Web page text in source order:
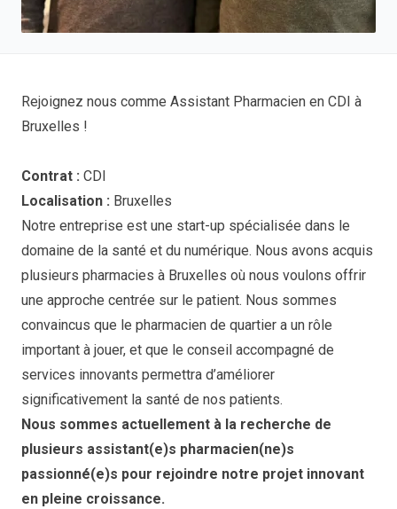
Rejoignez nous comme Assistant Pharmacien en CDI à
Bruxelles !
Contrat : CDI
Localisation : Bruxelles
Notre entreprise est une start-up spécialisée dans le
domaine de la santé et du numérique. Nous avons acquis
plusieurs pharmacies à Bruxelles où nous voulons offrir
une approche centrée sur le patient. Nous sommes
convaincus que le pharmacien de quartier a un rôle
important à jouer, et que le conseil accompagné de
services innovants permettra d’améliorer
significativement la santé de nos patients.
Nous sommes actuellement à la recherche de
plusieurs assistant(e)s pharmacien(ne)s
passionné(e)s pour rejoindre notre projet innovant
en pleine croissance.